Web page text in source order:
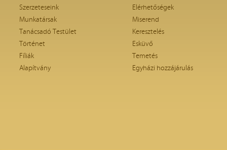
Szerzeteseink
Munkatársak
Tanácsadó Testület
Történet
Fíliák
Alapítvány
Elérhetőségek
Miserend
Keresztelés
Esküvő
Temetés
Egyházi hozzájárulás